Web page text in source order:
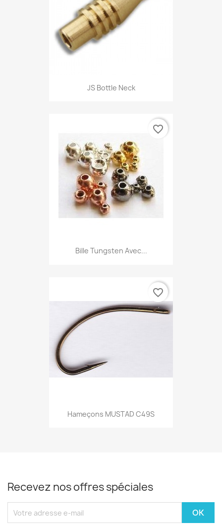
JS Bottle Neck
Bille Tungsten Avec...
favorite_border
Hameçons MUSTAD C49S
favorite_border
Recevez nos offres spéciales